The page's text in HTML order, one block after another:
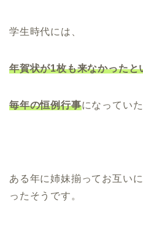
学生時代には、
年賀状が1枚も来なかったと
毎年の恒例行事になってい
ある年に姉妹揃ってお互い
ったそうです。